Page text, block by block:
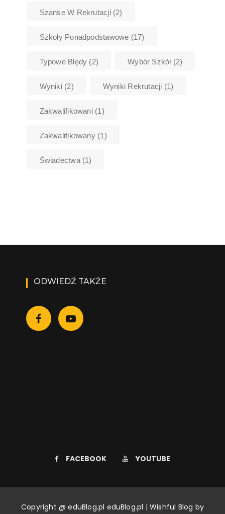
Szanse W Rekrutacji(2)
Szkoły Ponadpodstawowe (17)
Typowe Błędy (2) Wybór Szkół(2)
Wyniki(2) Wyniki Rekrutacji (1)
Zakwalifikowani(1)
Zakwalifikowany(1)
Świadectwa(1)
ODWIEDŹ TAKŻE
FACEBOOK YOUTUBE
Copyright @ eduBlog.pl eduBlog.pl | Wishful Blog by